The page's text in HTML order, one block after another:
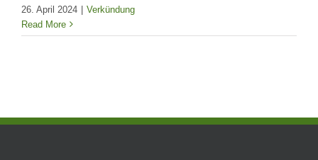
26. April 2024 | Verkündung
Read More